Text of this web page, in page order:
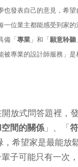
發表自己的意見，希
位業主都能感受到家的
備「 專業 」和「 願意聆聽
專業的設計師服務」是
放式問答題裡，
間的關係 」、「
希望家是最能放
子可能只有一次